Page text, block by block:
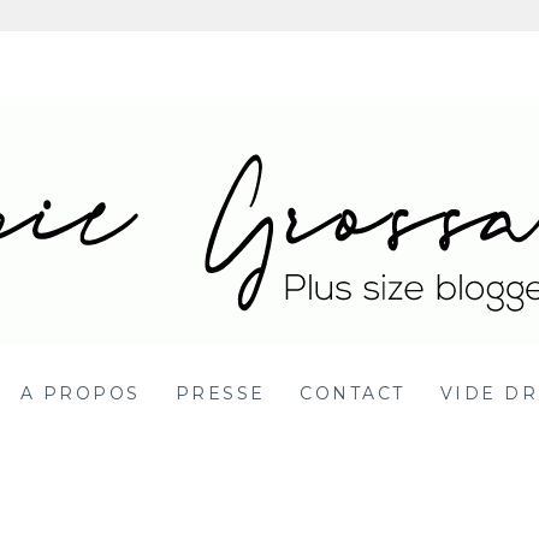
mode grande
A PROPOS PRESSE CONTACT VIDE